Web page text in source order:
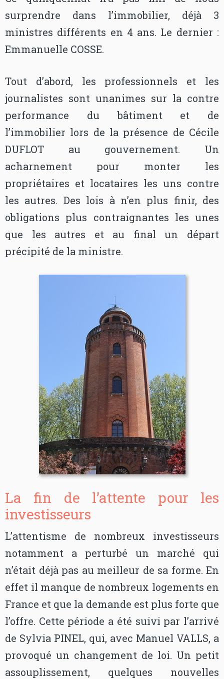
surprendre dans l’immobilier, déjà 3
ministres différents en 4 ans. Le dernier :
Emmanuelle COSSE.
Tout d’abord, les professionnels et les
journalistes sont unanimes sur la contre
performance du bâtiment et de
l’immobilier lors de la présence de Cécile
DUFLOT au gouvernement. Un
acharnement pour monter les
propriétaires et locataires les uns contre
les autres. Des lois à n’en plus finir, des
obligations plus contraignantes les unes
que les autres et au final un départ
précipité de la ministre.
La fin de l’attente pour les
investisseurs
L’attentisme de nombreux investisseurs
notamment a perturbé un marché qui
n’était déjà pas au meilleur de sa forme. En
effet il manque de nombreux logements en
France et que la demande est plus forte que
l’offre. Cette période a été suivi par l’arrivé
de Sylvia PINEL, qui, avec Manuel VALLS, a
provoqué un changement de loi. Un petit
assouplissement, quelques nouvelles